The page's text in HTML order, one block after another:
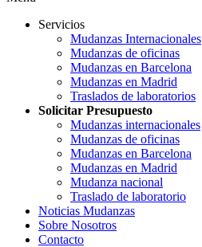
Servicios
Mudanzas Internacionales
Mudanzas de oficinas
Mudanzas en Barcelona
Mudanzas en Madrid
Traslados de laboratorios
Solicitar Presupuesto
Mudanzas internacionales
Mudanzas de oficinas
Mudanzas en Barcelona
Mudanzas en Madrid
Mudanza nacional
Traslado de laboratorio
Noticias Mudanzas
Sobre Nosotros
Contacto